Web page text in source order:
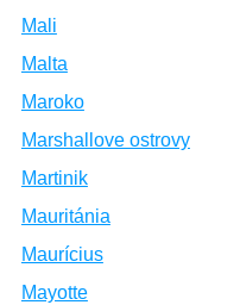
Mali
Malta
Maroko
Marshallove ostrovy
Martinik
Mauritánia
Maurícius
Mayotte